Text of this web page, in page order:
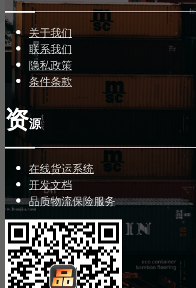
关于我们
联系我们
隐私政策
条件条款
资源
在线货运系统
开发文档
品质物流保险服务